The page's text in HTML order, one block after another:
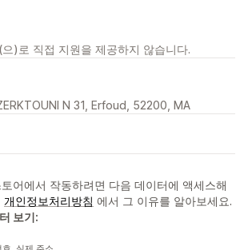
)로 직접 지원을 제공하지 않습니다.
N 31, Erfoud, 52200, MA
어에서 작동하려면 다음 데이터에 액세스해
개인정보처리방침 에서 그 이유를 알아보세요.
보기: